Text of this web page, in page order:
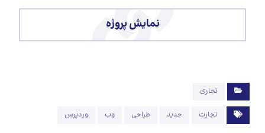
نمایش پروژه
تجاری
تجارت جدید طراحی وب وردپرس